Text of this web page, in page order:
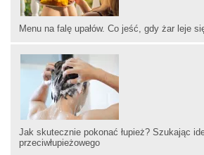
Menu na falę upałów. Co jeść, gdy żar leje
Jak skutecznie pokonać łupież? Szukając
przeciwłupieżowego